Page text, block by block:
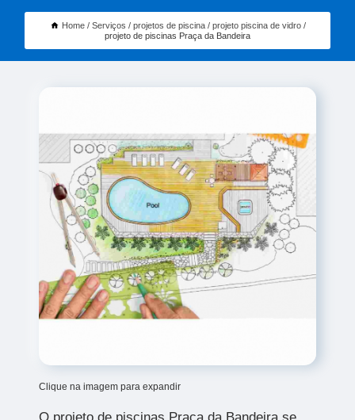
Home Serviços projetos de piscina
projeto piscina de vidro
projeto de piscinas Praça da Bandeira
Clique na imagem para expandir